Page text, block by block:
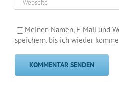
Meinen Namen, E-Mail und
speichern, bis ich wieder